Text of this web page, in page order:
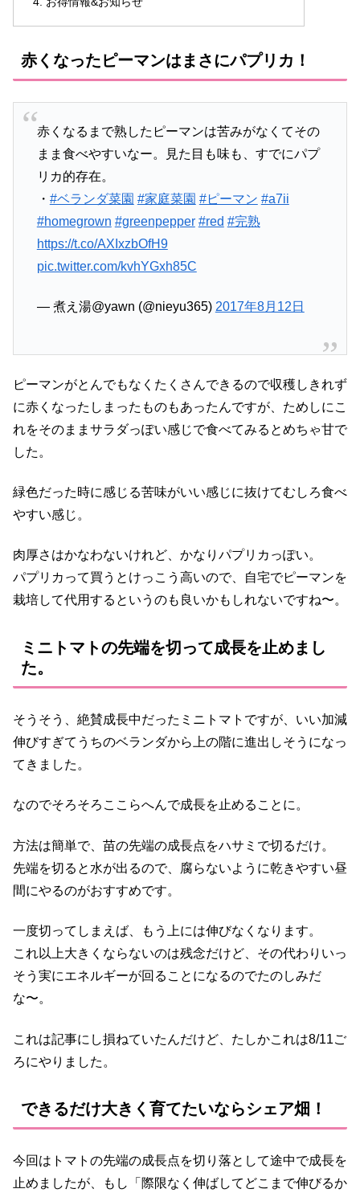
赤くなったピーマンはまさにパプリカ！
赤くなるまで熟したピーマンは苦みがなくてその
まま食べやすいなー。見た目も味も、すでにパプ
リカ的存在。
・ #ベランダ菜園 #家庭菜園 #ピーマン #a7ii
#homegrown #greenpepper #red #完熟
https://t.co/AXIxzbOfH9
pic.twitter.com/kvhYGxh85C
— 煮え湯@yawn (@nieyu365) 2017年8月12日
ピーマンがとんでもなくたくさんできるので収穫しきれず
に赤くなったしまったものもあったんですが、ためしにこ
れをそのままサラダっぽい感じで食べてみるとめちゃ甘で
した。
緑色だった時に感じる苦味がいい感じに抜けてむしろ食べ
やすい感じ。
肉厚さはかなわないけれど、かなりパプリカっぽい。
パプリカって買うとけっこう高いので、自宅でピーマンを
栽培して代用するというのも良いかもしれないですね〜。
ミニトマトの先端を切って成長を止めまし
た。
そうそう、絶賛成長中だったミニトマトですが、いい加減
伸びすぎてうちのベランダから上の階に進出しそうになっ
てきました。
なのでそろそろここらへんで成長を止めることに。
方法は簡単で、苗の先端の成長点をハサミで切るだけ。
先端を切ると水が出るので、腐らないように乾きやすい昼
間にやるのがおすすめです。
一度切ってしまえば、もう上には伸びなくなります。
これ以上大きくならないのは残念だけど、その代わりいっ
そう実にエネルギーが回ることになるのでたのしみだ
な〜。
これは記事にし損ねていたんだけど、たしかこれは8/11ご
ろにやりました。
できるだけ大きく育てたいならシェア畑！
今回はトマトの先端の成長点を切り落として途中で成長を
止めましたが、もし「際限なく伸ばしてどこまで伸びるか